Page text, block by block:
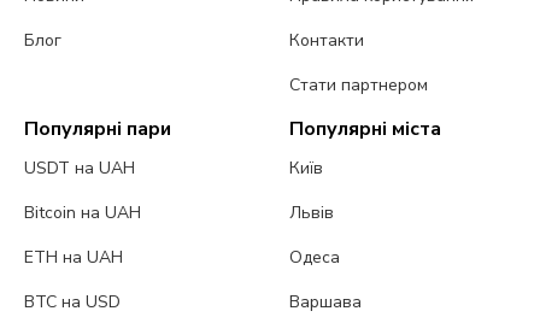
Блог
Контакти
Стати партнером
Популярні пари
USDT на UAH
Bitcoin на UAH
ETH на UAH
BTC на USD
Популярні міста
Київ
Львів
Одеса
Варшава